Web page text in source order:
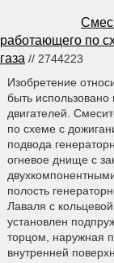
работающего по
газа // 2744223
Изобретение
быть
двигателей.
по схеме с
подвода
огневое днище с
полость
Лаваля с
установлен
торцом, наружная
внутренней